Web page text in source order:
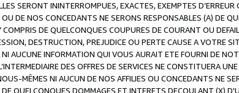
SERONT ININTERROMPUES, EXACTES, EXEMPTES
DE NOS CONCEDANTS NE SERONS RESPONSABLES (A) DE
DE QUELCONQUES COUPURES DE COURANT OU
DESTRUCTION, PREJUDICE OU PERTE CAUSE A VOTRE
AUCUNE INFORMATION QUI VOUS AURAIT ETE FOURNI DE
DES OFFRES DE SERVICES NE CONSTITUERA
MÊMES NI AUCUN DE NOS AFFILIES OU CONCEDANTS NE
QUELCONQUES DOMMAGES ET INTERETS DECOULANT (X)